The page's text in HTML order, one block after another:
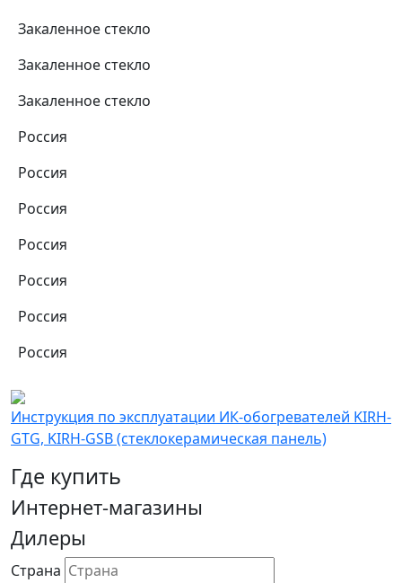
Закаленное стекло
Закаленное стекло
Закаленное стекло
Россия
Россия
Россия
Россия
Россия
Россия
Россия
Инструкция по эксплуатации ИК-обогревателей KIRH-
GTG, KIRH-GSB (стеклокерамическая панель)
Где купить
Интернет-магазины
Дилеры
Страна